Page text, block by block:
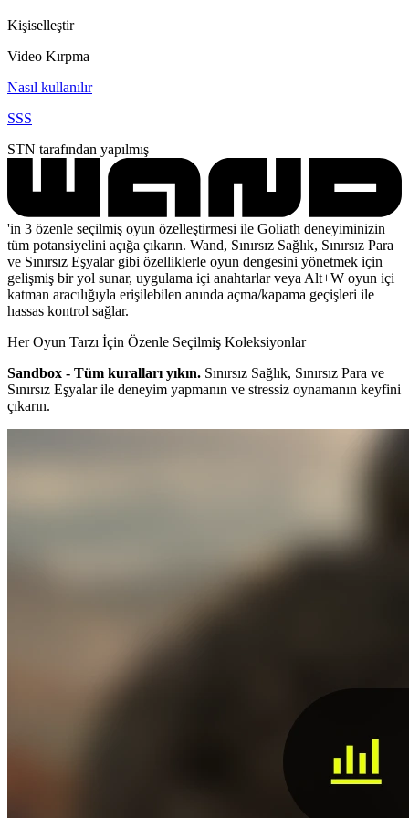
Kişiselleştir
Video Kırpma
Nasıl kullanılır
SSS
STN tarafından yapılmış
'in 3 özenle seçilmiş oyun özelleştirmesi ile Goliath deneyiminizin
tüm potansiyelini açığa çıkarın. Wand, Sınırsız Sağlık, Sınırsız Para
ve Sınırsız Eşyalar gibi özelliklerle oyun dengesini yönetmek için
gelişmiş bir yol sunar, uygulama içi anahtarlar veya Alt+W oyun içi
katman aracılığıyla erişilebilen anında açma/kapama geçişleri ile
hassas kontrol sağlar.
Her Oyun Tarzı İçin Özenle Seçilmiş Koleksiyonlar
Sandbox - Tüm kuralları yıkın. Sınırsız Sağlık, Sınırsız Para ve
Sınırsız Eşyalar ile deneyim yapmanın ve stressiz oynamanın keyfini
çıkarın.